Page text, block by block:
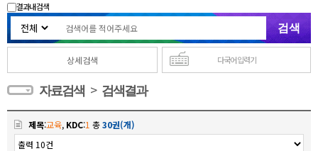
결과내 검색
상세검색 다국어 입력기
자료검색 > 검색결과
제목:교육, KDC:1 총30권(개)